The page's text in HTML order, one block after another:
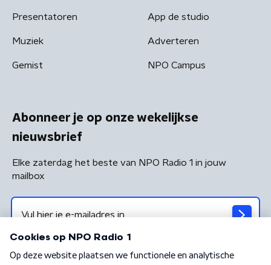
Presentatoren
Muziek
Gemist
App de studio
Adverteren
NPO Campus
Abonneer je op onze wekelijkse
nieuwsbrief
Elke zaterdag het beste van NPO Radio 1 in jouw
mailbox